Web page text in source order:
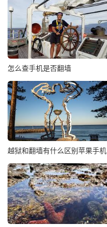
怎么查手机是否翻墙
越狱和翻墙有什么区别苹果手机